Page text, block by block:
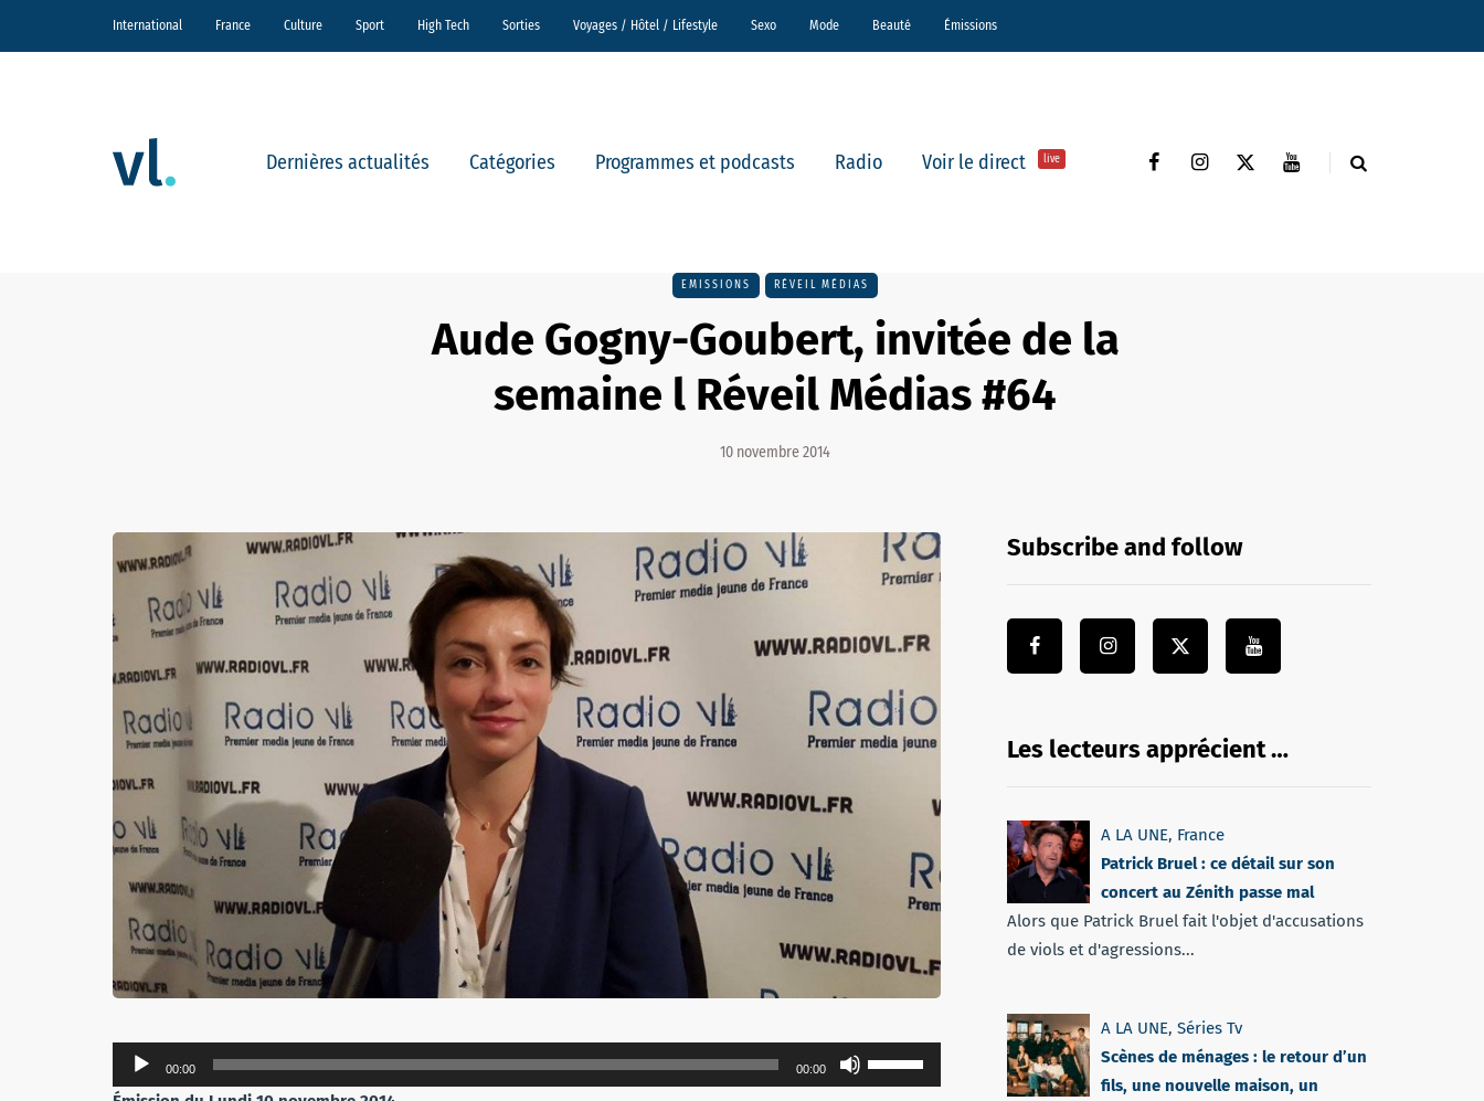
International France Culture Sport High Tech Sorties Voyages / Hôtel / Lifestyle Sexo Mode Beauté Émissions
Dernières actualités Catégories Programmes et podcasts Radio Voir le direct live
EMISSIONS RÉVEIL MÉDIAS
Aude Gogny-Goubert, invitée de la
semaine l Réveil Médias #64
10 novembre 2014
Lecteur
audio
00:00 00:00
les
Subscribe and follow
Les lecteurs apprécient …
A LA UNE, France
Patrick Bruel : ce détail sur son
concert au Zénith passe mal
Alors que Patrick Bruel fait l'objet d'accusations
de viols et d'agressions...
A LA UNE, Séries Tv
Scènes de ménages : le retour d’un
fils, une nouvelle maison, un